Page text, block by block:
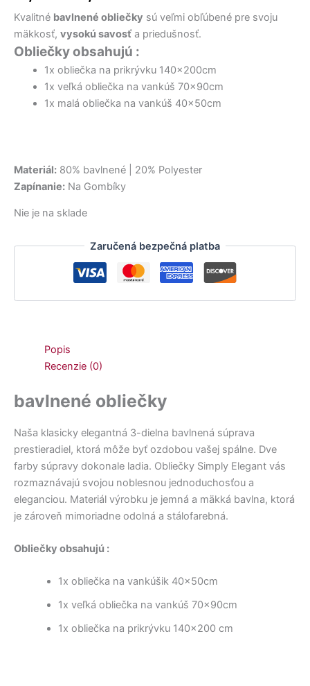
bola:
17,50 €.12,90 €.
Kvalitné bavlnené obliečky sú veľmi obľúbené pre svoju
mäkkosť, vysokú savosť a priedušnosť.
Obliečky obsahujú :
1x obliečka na prikrývku 140x200cm
1x veľká obliečka na vankúš 70x90cm
1x malá obliečka na vankúš 40x50cm
Materiál: 80% bavlnené | 20% Polyester
Zapínanie: Na Gombíky
Nie je na sklade
Zaručená bezpečná platba
Popis
Recenzie (0)
bavlnené obliečky
Naša klasicky elegantná 3-dielna bavlnená súprava
prestieradiel, ktorá môže byť ozdobou vašej spálne. Dve
farby súpravy dokonale ladia. Obliečky Simply Elegant vás
rozmaznávajú svojou noblesnou jednoduchosťou a
eleganciou. Materiál výrobku je jemná a mäkká bavlna, ktorá
je zároveň mimoriadne odolná a stálofarebná.
Obliečky obsahujú :
1x obliečka na vankúšik 40x50cm
1x veľká obliečka na vankúš 70x90cm
1x obliečka na prikrývku 140×200 cm